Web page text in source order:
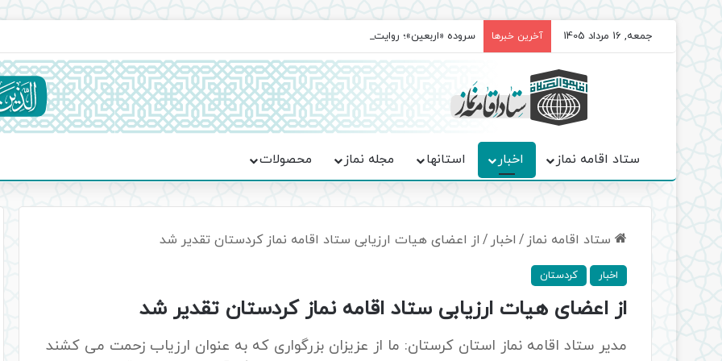
جمعه, 16 مرداد 1405 آخرین خبرها سروده‌ «اربعین»؛ روایت حماسه، استقامت و تمدن‌سازی امت اسلامی
ستاد اقامه نماز اخبار استانها مجله نماز محصولات
ستاد اقامه نماز / اخبار / از اعضای هیات ارزیابی ستاد اقامه نماز کردستان تقدیر شد
اخبار کردستان
از اعضای هیات ارزیابی ستاد اقامه نماز کردستان تقدیر شد
مدیر ستاد اقامه نماز استان کرستان: ما از عزیزان بزرگواری که به عنوان ارزیاب زحمت می کشند